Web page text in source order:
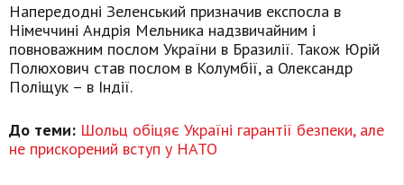
Напередодні Зеленський призначив експосла в
Німеччині Андрія Мельника надзвичайним і
повноважним послом України в Бразилії. Також Юрій
Полюхович став послом в Колумбії, а Олександр
Поліщук – в Індії.
До теми: Шольц обіцяє Україні гарантії безпеки, але
не прискорений вступ у НАТО